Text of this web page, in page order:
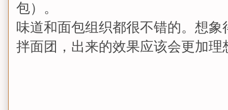
包）。
味道和面包组织都很不错的。想
拌面团，出来的效果应该会更加理